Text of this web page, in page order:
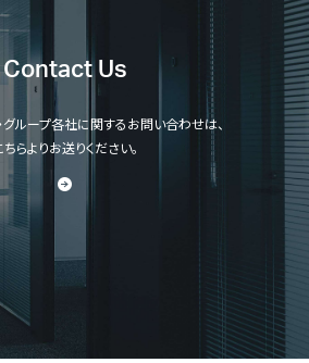
Contact Us
グループ各社に関するお問い合わせは、
ちらよりお送りください。